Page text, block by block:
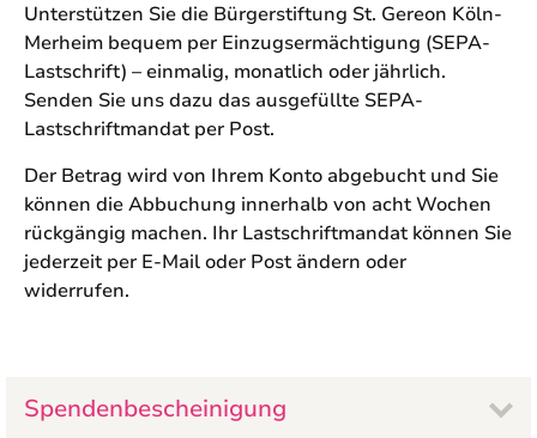
Unterstützen Siedie Bürgerstiftung St. Gereon Köln-
Merheim bequem per Einzugsermächtigung (SEPA-
Lastschrift) – einmalig, monatlich oder jährlich.
Senden Sie uns dazu das ausgefüllte SEPA-
Lastschriftmandat per Post.
Der Betrag wird von Ihrem Konto abgebucht und Sie
können die Abbuchung innerhalb von acht Wochen
rückgängig machen. Ihr Lastschriftmandat können Sie
jederzeit per E-Mail oder Post ändern oder
widerrufen.
Spendenbescheinigung